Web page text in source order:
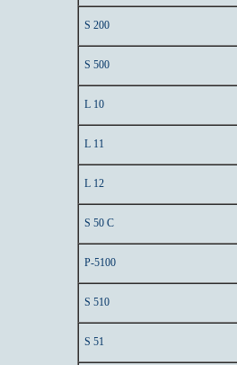
S 200
S 500
L 10
L 11
L 12
S 50 C
P-5100
S 510
S 51